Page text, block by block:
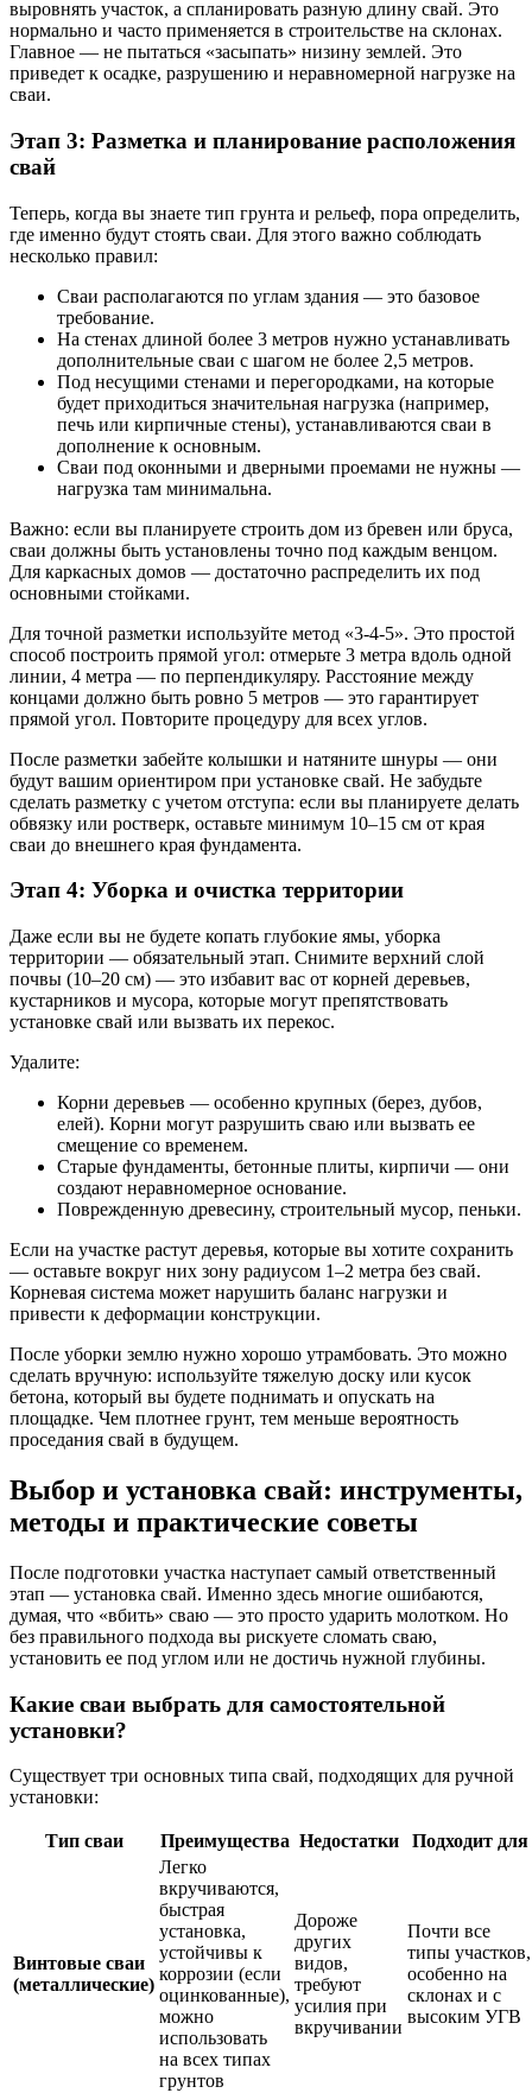
выровнять участок, а спланировать разную длину свай. Это
нормально и часто применяется в строительстве на склонах.
Главное — не пытаться «засыпать» низину землей. Это
приведет к осадке, разрушению и неравномерной нагрузке на
сваи.
Этап 3: Разметка и планирование расположения
свай
Теперь, когда вы знаете тип грунта и рельеф, пора определить,
где именно будут стоять сваи. Для этого важно соблюдать
несколько правил:
Сваи располагаются по углам здания — это базовое
требование.
На стенах длиной более 3 метров нужно устанавливать
дополнительные сваи с шагом не более 2,5 метров.
Под несущими стенами и перегородками, на которые
будет приходиться значительная нагрузка (например,
печь или кирпичные стены), устанавливаются сваи в
дополнение к основным.
Сваи под оконными и дверными проемами не нужны —
нагрузка там минимальна.
Важно: если вы планируете строить дом из бревен или бруса,
сваи должны быть установлены точно под каждым венцом.
Для каркасных домов — достаточно распределить их под
основными стойками.
Для точной разметки используйте метод «3-4-5». Это простой
способ построить прямой угол: отмерьте 3 метра вдоль одной
линии, 4 метра — по перпендикуляру. Расстояние между
концами должно быть ровно 5 метров — это гарантирует
прямой угол. Повторите процедуру для всех углов.
После разметки забейте колышки и натяните шнуры — они
будут вашим ориентиром при установке свай. Не забудьте
сделать разметку с учетом отступа: если вы планируете делать
обвязку или ростверк, оставьте минимум 10–15 см от края
сваи до внешнего края фундамента.
Этап 4: Уборка и очистка территории
Даже если вы не будете копать глубокие ямы, уборка
территории — обязательный этап. Снимите верхний слой
почвы (10–20 см) — это избавит вас от корней деревьев,
кустарников и мусора, которые могут препятствовать
установке свай или вызвать их перекос.
Удалите:
Корни деревьев — особенно крупных (берез, дубов,
елей). Корни могут разрушить сваю или вызвать ее
смещение со временем.
Старые фундаменты, бетонные плиты, кирпичи — они
создают неравномерное основание.
Поврежденную древесину, строительный мусор, пеньки.
Если на участке растут деревья, которые вы хотите сохранить
— оставьте вокруг них зону радиусом 1–2 метра без свай.
Корневая система может нарушить баланс нагрузки и
привести к деформации конструкции.
После уборки землю нужно хорошо утрамбовать. Это можно
сделать вручную: используйте тяжелую доску или кусок
бетона, который вы будете поднимать и опускать на
площадке. Чем плотнее грунт, тем меньше вероятность
проседания свай в будущем.
Выбор и установка свай: инструменты,
методы и практические советы
После подготовки участка наступает самый ответственный
этап — установка свай. Именно здесь многие ошибаются,
думая, что «вбить» сваю — это просто ударить молотком. Но
без правильного подхода вы рискуете сломать сваю,
установить ее под углом или не достичь нужной глубины.
Какие сваи выбрать для самостоятельной
установки?
Существует три основных типа свай, подходящих для ручной
установки:
Тип сваи Преимущества Недостатки Подходит для
Винтовые сваи
(металлические)
Легко
вкручиваются,
быстрая
установка,
устойчивы к
коррозии (если
оцинкованные),
можно
использовать
на всех типах
грунтов
Дороже
других
видов,
требуют
усилия при
вкручивании
Почти все
типы участков,
особенно на
склонах и с
высоким УГВ